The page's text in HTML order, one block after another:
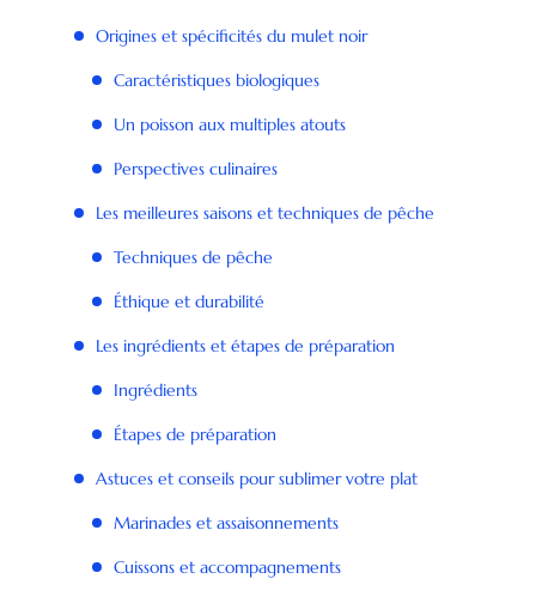
Origines et spécificités du mulet noir
Caractéristiques biologiques
Un poisson aux multiples atouts
Perspectives culinaires
Les meilleures saisons et techniques de pêche
Techniques de pêche
Éthique et durabilité
Les ingrédients et étapes de préparation
Ingrédients
Étapes de préparation
Astuces et conseils pour sublimer votre plat
Marinades et assaisonnements
Cuissons et accompagnements